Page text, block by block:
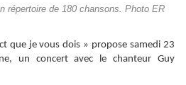
répertoire de 180 chansons. Photo ER
que je vous dois » propose samedi 23
un concert avec le chanteur Guy